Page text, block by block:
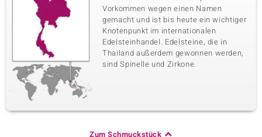
Vorkommen wegen einen Namen
gemacht und ist bis heute ein wichtiger
Knotenpunkt im internationalen
Edelsteinhandel. Edelsteine, die in
Thailand außerdem gewonnen werden,
sind Spinelle und Zirkone.
Zum Schmuckstück